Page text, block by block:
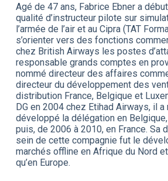
Agé de 47 ans, Fabrice Ebner a
qualité d’instructeur pilote sur
l’armée de l’air et au Cipra (TAT
s’orienter vers des fonctions
chez British Airways les postes
responsable grands comptes en
nommé directeur des affaires
directeur du développement des
distribution France, Belgique et
DG en 2004 chez Etihad Airways, il
développé la délégation en
puis, de 2006 à 2010, en France. Sa
sein de cette compagnie fut le
marchés offline en Afrique du Nord
qu’en Europe.